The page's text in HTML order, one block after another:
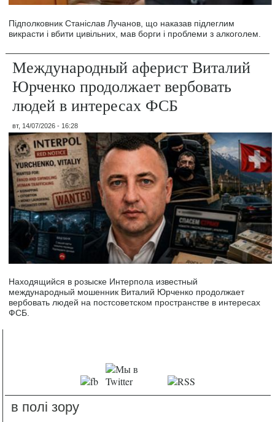
Підполковник Станіслав Лучанов, що наказав підлеглим
викрасти і вбити цивільних, мав борги і проблеми з алкоголем.
Международный аферист Виталий
Юрченко продолжает вербовать
людей в интересах ФСБ
вт, 14/07/2026 - 16:28
Находящийся в розыске Интерпола известный
международный мошенник Виталий Юрченко продолжает
вербовать людей на постсоветском пространстве в интересах
ФСБ.
в полі зору